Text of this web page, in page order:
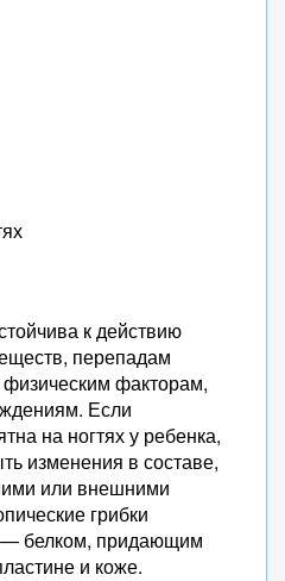
к действию
перепадам
факторам,
Если
на ногтях у ребенка,
изменения в составе,
или внешними
грибки
— белком, придающим
и коже.